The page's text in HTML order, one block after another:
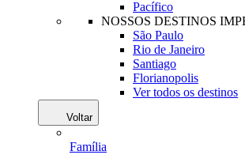
Pacífico
NOSSOS DESTINOS
São Paulo
Rio de Janeiro
Santiago
Florianopolis
Ver todos os destinos
Voltar
Família